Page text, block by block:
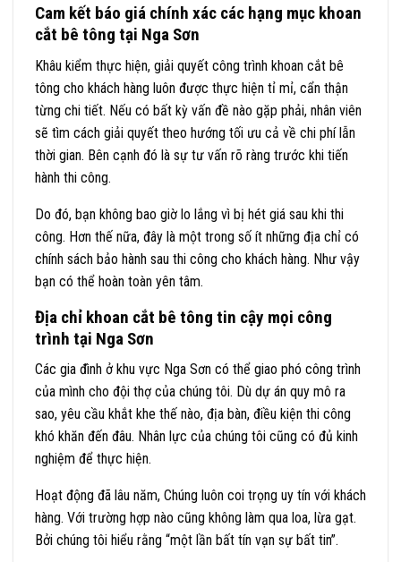
Cam kết báo giá chính xác các hạng mục khoan
cắt bê tông tại Nga Sơn
Khâu kiểm thực hiện, giải quyết công trình khoan cắt bê
tông cho khách hàng luôn được thực hiện tỉ mỉ, cẩn thận
từng chi tiết. Nếu có bất kỳ vấn đề nào gặp phải, nhân viên
sẽ tìm cách giải quyết theo hướng tối ưu cả về chi phí lẫn
thời gian. Bên cạnh đó là sự tư vấn rõ ràng trước khi tiến
hành thi công.
Do đó, bạn không bao giờ lo lắng vì bị hét giá sau khi thi
công. Hơn thế nữa, đây là một trong số ít những địa chỉ có
chính sách bảo hành sau thi công cho khách hàng. Như vậy
bạn có thể hoàn toàn yên tâm.
Địa chỉ khoan cắt bê tông tin cậy mọi công
trình tại Nga Sơn
Các gia đình ở khu vực Nga Sơn có thể giao phó công trình
của mình cho đội thợ của chúng tôi. Dù dự án quy mô ra
sao, yêu cầu khắt khe thế nào, địa bàn, điều kiện thi công
khó khăn đến đâu. Nhân lực của chúng tôi cũng có đủ kinh
nghiệm để thực hiện.
Hoạt động đã lâu năm, Chúng luôn coi trọng uy tín với khách
hàng. Với trường hợp nào cũng không làm qua loa, lừa gạt.
Bởi chúng tôi hiểu rằng “một lần bất tín vạn sự bất tin”.